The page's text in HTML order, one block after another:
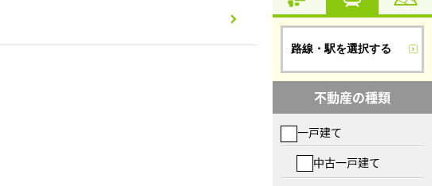
路線・駅を選択する
不動産の種類
一戸建て
中古一戸建て